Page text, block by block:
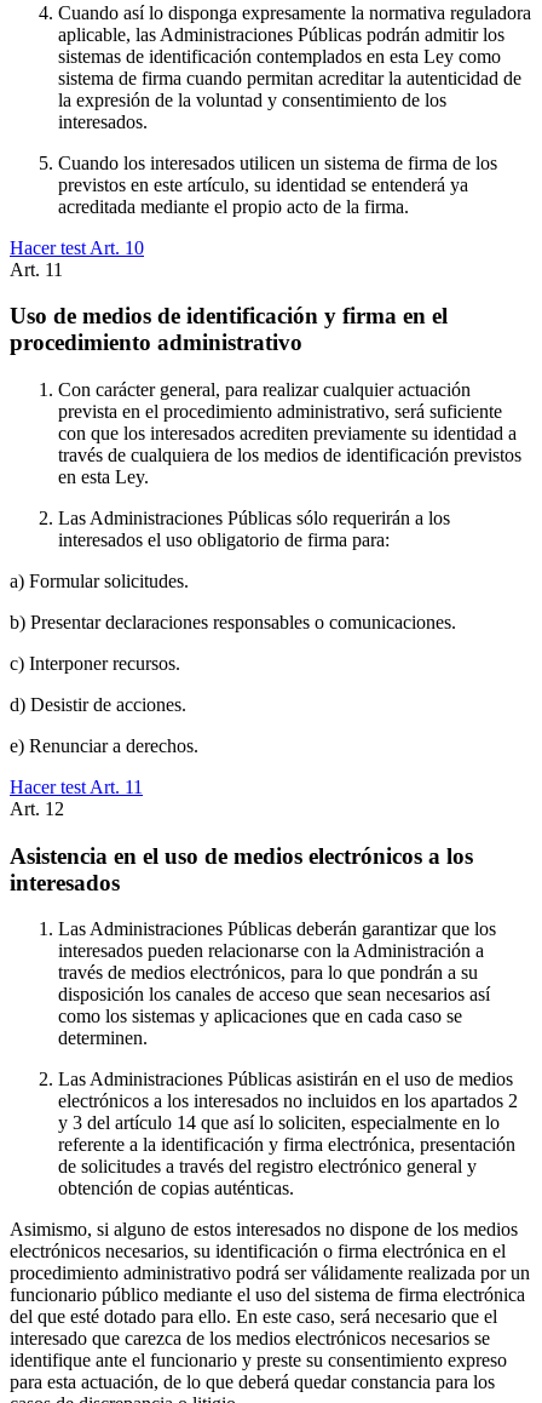
Cuando así lo disponga expresamente la normativa reguladora
aplicable, las Administraciones Públicas podrán admitir los
sistemas de identificación contemplados en esta Ley como
sistema de firma cuando permitan acreditar la autenticidad de
la expresión de la voluntad y consentimiento de los
interesados.
Cuando los interesados utilicen un sistema de firma de los
previstos en este artículo, su identidad se entenderá ya
acreditada mediante el propio acto de la firma.
Hacer test Art. 10
Art. 11
Uso de medios de identificación y firma en el
procedimiento administrativo
Con carácter general, para realizar cualquier actuación
prevista en el procedimiento administrativo, será suficiente
con que los interesados acrediten previamente su identidad a
través de cualquiera de los medios de identificación previstos
en esta Ley.
Las Administraciones Públicas sólo requerirán a los
interesados el uso obligatorio de firma para:
a) Formular solicitudes.
b) Presentar declaraciones responsables o comunicaciones.
c) Interponer recursos.
d) Desistir de acciones.
e) Renunciar a derechos.
Hacer test Art. 11
Art. 12
Asistencia en el uso de medios electrónicos a los
interesados
Las Administraciones Públicas deberán garantizar que los
interesados pueden relacionarse con la Administración a
través de medios electrónicos, para lo que pondrán a su
disposición los canales de acceso que sean necesarios así
como los sistemas y aplicaciones que en cada caso se
determinen.
Las Administraciones Públicas asistirán en el uso de medios
electrónicos a los interesados no incluidos en los apartados 2
y 3 del artículo 14 que así lo soliciten, especialmente en lo
referente a la identificación y firma electrónica, presentación
de solicitudes a través del registro electrónico general y
obtención de copias auténticas.
Asimismo, si alguno de estos interesados no dispone de los medios
electrónicos necesarios, su identificación o firma electrónica en el
procedimiento administrativo podrá ser válidamente realizada por un
funcionario público mediante el uso del sistema de firma electrónica
del que esté dotado para ello. En este caso, será necesario que el
interesado que carezca de los medios electrónicos necesarios se
identifique ante el funcionario y preste su consentimiento expreso
para esta actuación, de lo que deberá quedar constancia para los